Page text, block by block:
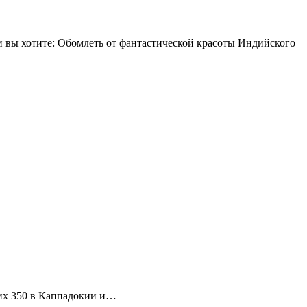
хотите: Обомлеть от фантастической красоты Индийского
350 в Каппадокии и…